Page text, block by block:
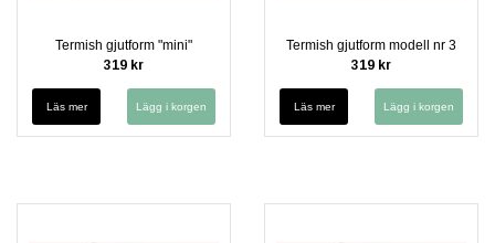
Termish gjutform "mini"
319 kr
Läs mer
Termish gjutform modell nr 3
319 kr
Läs mer